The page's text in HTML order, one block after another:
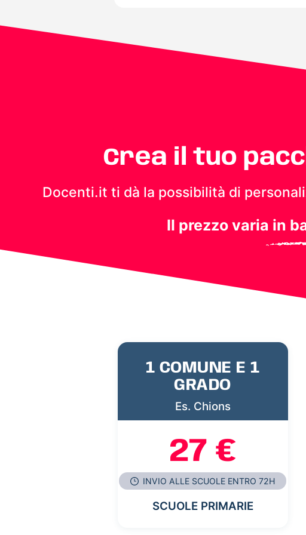
Crea il tuo
Docenti.it ti dà la possibilità di
Il prezzo varia in
1 COMUNE E 1
GRADO
Es. Chions
27 €
INVIO ALLE SCUOLE ENTRO 72H
SCUOLE PRIMARIE